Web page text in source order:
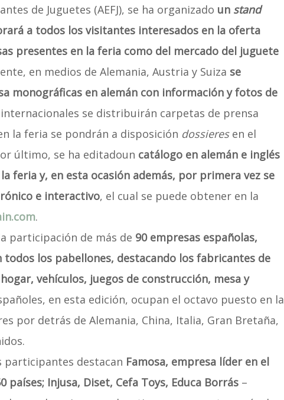
de Juguetes (AEFJ), se ha organizado unstand
a todos los visitantes interesados en la oferta
presentes en la feria como del mercado del juguete
en medios de Alemania, Austria y Suiza se
monográficas en alemán con información y fotos de
se distribuirán carpetas de prensa
la feria se pondrán a disposición dossieresen el
último, se ha editadoun catálogo en alemán e inglés
feria y, en esta ocasión además, por primera vez se
e interactivo, el cual se puede obtener en la
.
participación de más de 90 empresas españolas,
los pabellones, destacando los fabricantes de
vehículos, juegos de construcción, mesa y
en esta edición, ocupan el octavo puesto en la
por detrás de Alemania, China, Italia, Gran Bretaña,
participantes destacan Famosa, empresa líder en el
países; Injusa, Diset, Cefa Toys, Educa Borrás–